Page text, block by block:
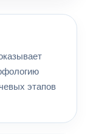
этапов